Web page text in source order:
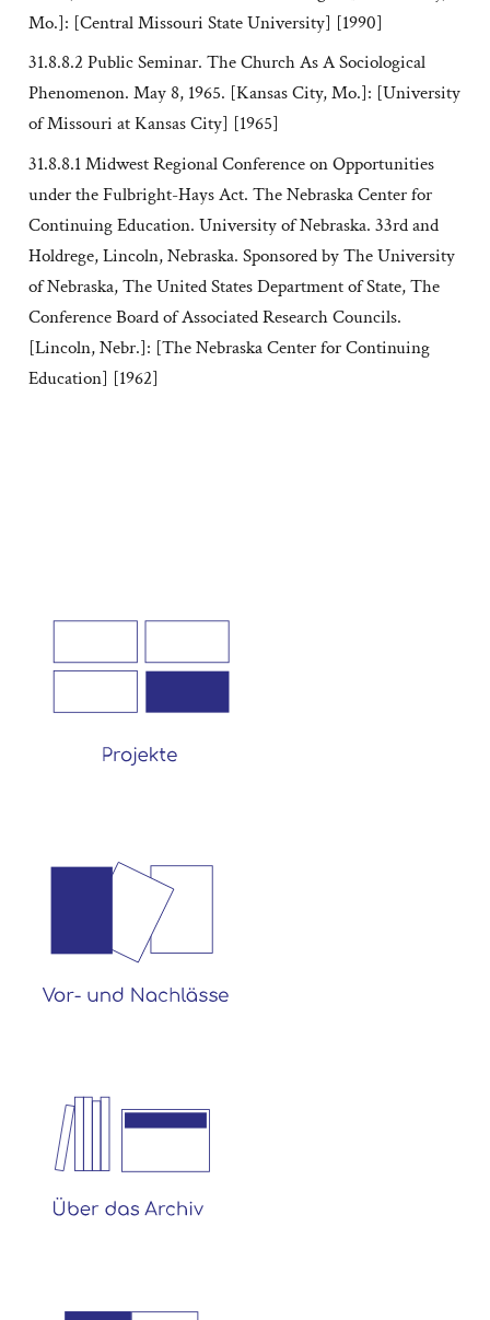
Mo.]: [Central Missouri State University] [1990]
31.8.8.2 Public Seminar. The Church As A Sociological
Phenomenon. May 8, 1965. [Kansas City, Mo.]: [University
of Missouri at Kansas City] [1965]
31.8.8.1 Midwest Regional Conference on Opportunities
under the Fulbright-Hays Act. The Nebraska Center for
Continuing Education. University of Nebraska. 33rd and
Holdrege, Lincoln, Nebraska. Sponsored by The University
of Nebraska, The United States Department of State, The
Conference Board of Associated Research Councils.
[Lincoln, Nebr.]: [The Nebraska Center for Continuing
Education] [1962]